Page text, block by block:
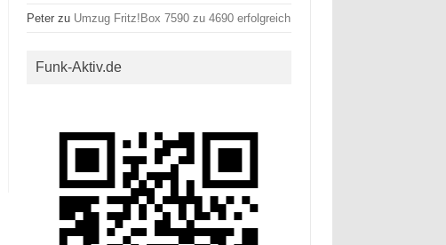
Peter zu Umzug Fritz!Box 7590 zu 4690 erfolgreich
Funk-Aktiv.de